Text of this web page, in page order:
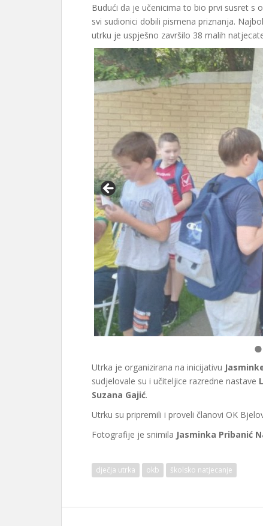
Budući da je učenicima to bio prvi susret s
svi sudionici dobili pismena priznanja.
utrku je uspješno završilo 38 malih
Utrka je organizirana na inicijativu
sudjelovale su i učiteljice razredne nastave
Suzana Gajić.
Utrku su pripremili i proveli članovi OK
Fotografije je snimila Jasminka Pribanić
dječja utrka okb školsko natjecanje